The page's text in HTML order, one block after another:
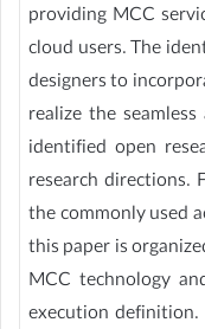
providing MCC
cloud users. The
designers to
realize the
identified open
research directions.
the commonly used
this paper is
MCC technology
execution definition.